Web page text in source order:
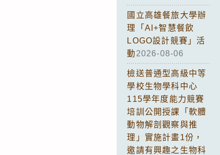
國立高雄餐旅大學辦
理「AI+智慧餐飲
LOGO設計競賽」活
動 2026-08-06
檢送普通型高級中等
學校生物學科中心
115學年度能力競賽
培訓公開授課「軟體
動物解剖觀察與推
理」實施計畫1份，
邀請有興趣之生物科